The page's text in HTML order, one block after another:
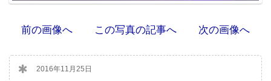
前の画像へ この写真の記事へ 次の画像へ
2016年11月25日